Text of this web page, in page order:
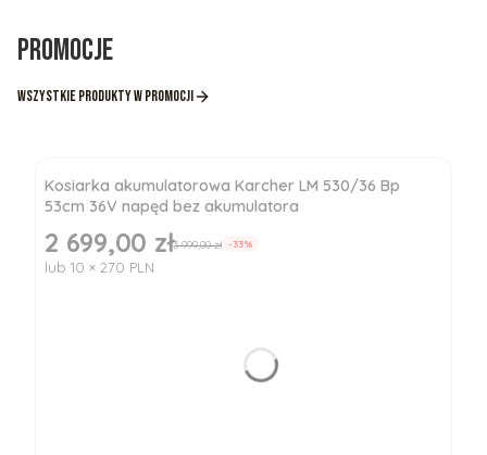
Promocje
Wszystkie produkty w promocji
Kosiarka akumulatorowa Karcher LM 530/36 Bp
53cm 36V napęd bez akumulatora
Cena promocyjna
2 699,00 zł3 999,00 zł -33%
lub 10 × 270 PLN